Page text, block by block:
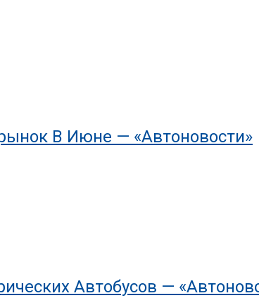
В Июне — «Автоновости»
Автобусов —